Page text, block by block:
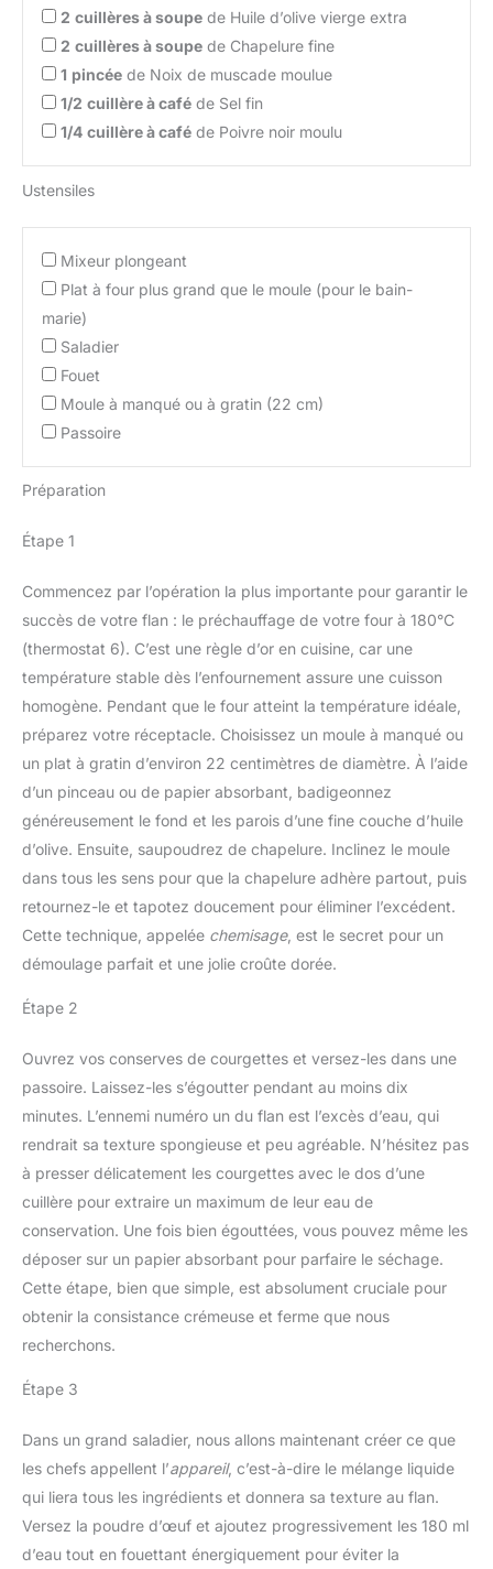
2 cuillères à soupe de Huile d’olive vierge extra
2 cuillères à soupe de Chapelure fine
1 pincée de Noix de muscade moulue
1/2 cuillère à café de Sel fin
1/4 cuillère à café de Poivre noir moulu
Ustensiles
Mixeur plongeant
Plat à four plus grand que le moule (pour le bain-
marie)
Saladier
Fouet
Moule à manqué ou à gratin (22 cm)
Passoire
Préparation
Étape 1
Commencez par l’opération la plus importante pour garantir le
succès de votre flan : le préchauffage de votre four à 180°C
(thermostat 6). C’est une règle d’or en cuisine, car une
température stable dès l’enfournement assure une cuisson
homogène. Pendant que le four atteint la température idéale,
préparez votre réceptacle. Choisissez un moule à manqué ou
un plat à gratin d’environ 22 centimètres de diamètre. À l’aide
d’un pinceau ou de papier absorbant, badigeonnez
généreusement le fond et les parois d’une fine couche d’huile
d’olive. Ensuite, saupoudrez de chapelure. Inclinez le moule
dans tous les sens pour que la chapelure adhère partout, puis
retournez-le et tapotez doucement pour éliminer l’excédent.
Cette technique, appelée chemisage, est le secret pour un
démoulage parfait et une jolie croûte dorée.
Étape 2
Ouvrez vos conserves de courgettes et versez-les dans une
passoire. Laissez-les s’égoutter pendant au moins dix
minutes. L’ennemi numéro un du flan est l’excès d’eau, qui
rendrait sa texture spongieuse et peu agréable. N’hésitez pas
à presser délicatement les courgettes avec le dos d’une
cuillère pour extraire un maximum de leur eau de
conservation. Une fois bien égouttées, vous pouvez même les
déposer sur un papier absorbant pour parfaire le séchage.
Cette étape, bien que simple, est absolument cruciale pour
obtenir la consistance crémeuse et ferme que nous
recherchons.
Étape 3
Dans un grand saladier, nous allons maintenant créer ce que
les chefs appellent l’appareil, c’est-à-dire le mélange liquide
qui liera tous les ingrédients et donnera sa texture au flan.
Versez la poudre d’œuf et ajoutez progressivement les 180 ml
d’eau tout en fouettant énergiquement pour éviter la